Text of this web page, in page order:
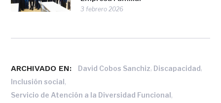
3 febrero 2026
ARCHIVADO EN: David Cobos Sanchiz, Discapacidad,
Inclusión social,
Servicio de Atención a la Diversidad Funcional,